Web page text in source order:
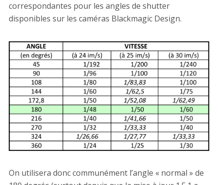
correspondantes pour les angles de shutter
disponibles sur les caméras Blackmagic Design.
On utilisera donc communément l’angle « normal » de